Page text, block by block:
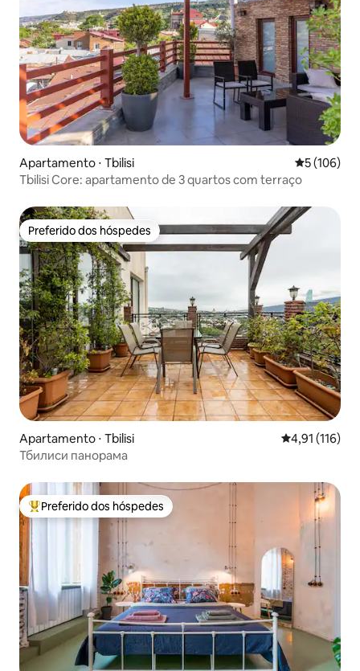
Apartamento ⋅ Tbilisi 5 de uma
5 (106)
Tbilisi Core: apartamento de 3 quartos com terraço
Preferido dos hóspedes
Preferido dos hóspedes
Apartamento ⋅ Tbilisi 4,91 de uma
4,91 (116)
Тбилиси панорама
Entre os melhores preferidos dos hóspedes
Preferido dos hóspedes